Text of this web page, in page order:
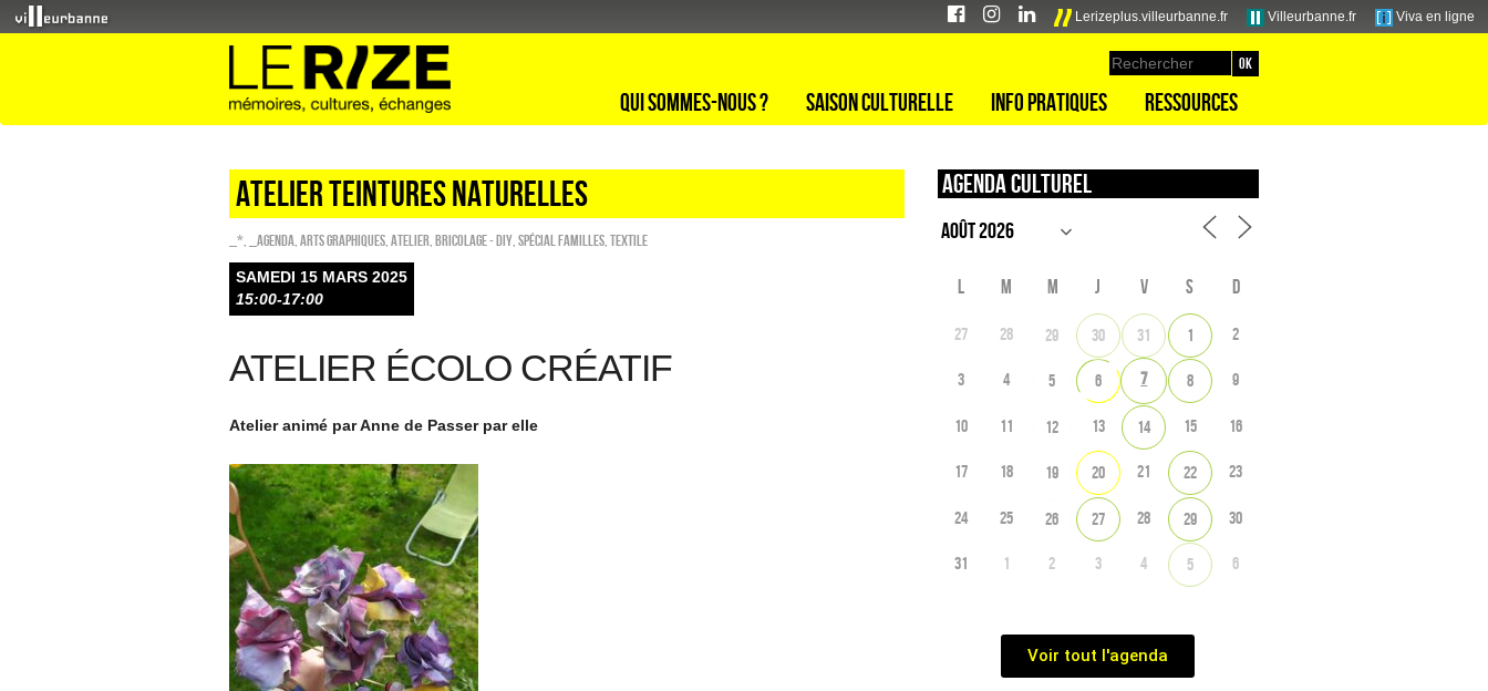
Lerizeplus.villeurbanne.fr Villeurbanne.fr Viva en ligne
Qui sommes-nous ? Saison culturelle Info pratiques Ressources
ATELIER TEINTURES NATURELLES
_* _Agenda Arts graphiques Atelier Bricolage - DIY Spécial familles Textile
SAMEDI 15 MARS 2025
15:00-17:00
ATELIER ÉCOLO CRÉATIF
Atelier animé par Anne de Passer par elle
Agenda culturel
L M M J V S D
27 28 29 30 31 1 2
3 4 5 6 7 8 9
10 11 12 13 14 15 16
17 18 19 20 21 22 23
24 25 26 27 28 29 30
31 1 2 3 4 5 6
Voir tout l'agenda